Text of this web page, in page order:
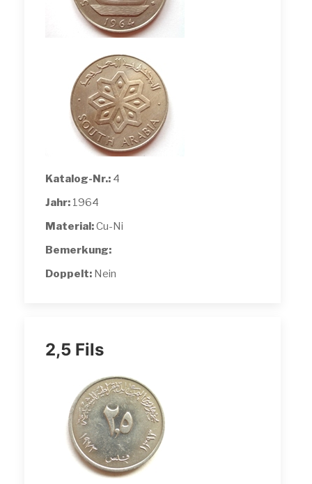
Katalog-Nr.: 4
Jahr: 1964
Material:Cu-Ni
Bemerkung:
Doppelt: Nein
2,5 Fils